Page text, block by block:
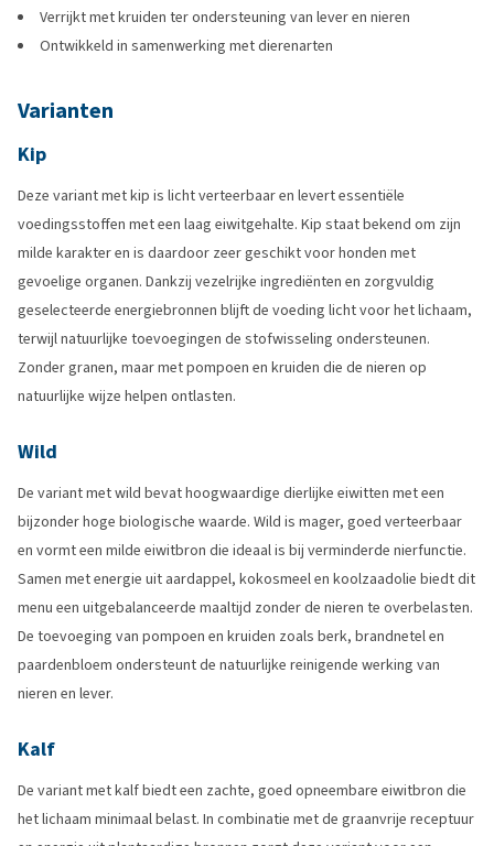
Verrijkt met kruiden ter ondersteuning van lever en nieren
Ontwikkeld in samenwerking met dierenarten
Varianten
Kip
Deze variant met kip is licht verteerbaar en levert essentiële
voedingsstoffen met een laag eiwitgehalte. Kip staat bekend om zijn
milde karakter en is daardoor zeer geschikt voor honden met
gevoelige organen. Dankzij vezelrijke ingrediënten en zorgvuldig
geselecteerde energiebronnen blijft de voeding licht voor het lichaam,
terwijl natuurlijke toevoegingen de stofwisseling ondersteunen.
Zonder granen, maar met pompoen en kruiden die de nieren op
natuurlijke wijze helpen ontlasten.
Wild
De variant met wild bevat hoogwaardige dierlijke eiwitten met een
bijzonder hoge biologische waarde. Wild is mager, goed verteerbaar
en vormt een milde eiwitbron die ideaal is bij verminderde nierfunctie.
Samen met energie uit aardappel, kokosmeel en koolzaadolie biedt dit
menu een uitgebalanceerde maaltijd zonder de nieren te overbelasten.
De toevoeging van pompoen en kruiden zoals berk, brandnetel en
paardenbloem ondersteunt de natuurlijke reinigende werking van
nieren en lever.
Kalf
De variant met kalf biedt een zachte, goed opneembare eiwitbron die
het lichaam minimaal belast. In combinatie met de graanvrije receptuur